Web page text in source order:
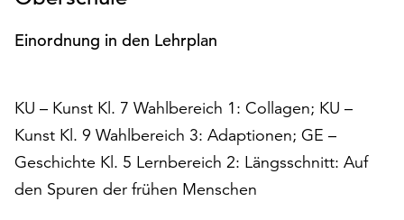
die
Cookies
Sie
die
Einstellungen
über
die
Einordnung in den Lehrplan
KU – Kunst Kl. 7 Wahlbereich 1: Collagen; KU –
Kunst Kl. 9 Wahlbereich 3: Adaptionen; GE –
Geschichte Kl. 5 Lernbereich 2: Längsschnitt: Auf
den Spuren der frühen Menschen